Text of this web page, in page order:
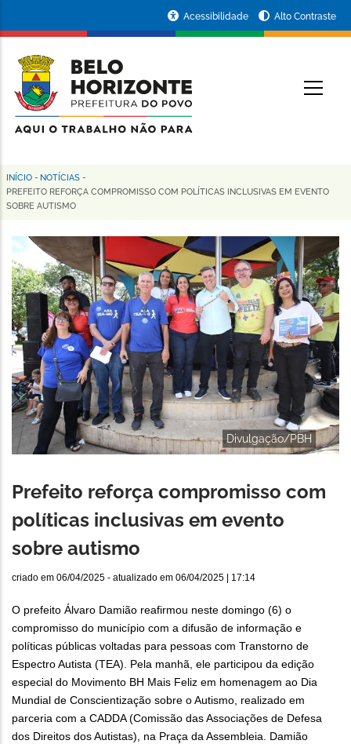
conteúdo
principal
da
Prefeitura
de
Horizonte
Acessibilidade Alto Contraste
Trilha
de
navegação
INÍCIO - NOTÍCIAS -
PREFEITO REFORÇA COMPROMISSO COM POLÍTICAS INCLUSIVAS EM EVENTO
SOBRE AUTISMO
Divulgação/PBH
Prefeito reforça compromisso com
políticas inclusivas em evento
sobre autismo
criado em 06/04/2025 - atualizado em 06/04/2025 | 17:14
O prefeito Álvaro Damião reafirmou neste domingo (6) o
compromisso do município com a difusão de informação e
políticas públicas voltadas para pessoas com Transtorno de
Espectro Autista (TEA). Pela manhã, ele participou da edição
especial do Movimento BH Mais Feliz em homenagem ao Dia
Mundial de Conscientização sobre o Autismo, realizado em
parceria com a CADDA (Comissão das Associações de Defesa
dos Direitos dos Autistas), na Praça da Assembleia. Damião